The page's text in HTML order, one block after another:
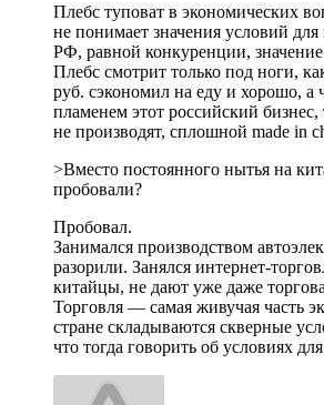
Плебс туповат в экономических
не понимает значения условий для
РФ, равной конкуренции, значение
Плебс смотрит только под ноги,
руб. сэкономил на еду и хорошо, а
пламенем этот российский
не производят, сплошной made in
>Вместо постоянного нытья на
пробовали?
Пробовал.
Занимался производством
разорили. Занялся интернет-
китайцы, не дают уже даже
Торговля — самая живучая часть
стране складываются скверные
что тогда говорить об условиях